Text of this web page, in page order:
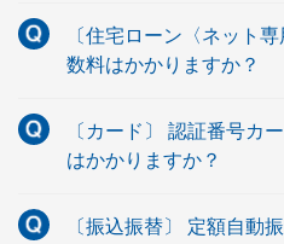
〔住宅ローン〈ネット
数料はかかりますか？
〔カード〕 認証番号カ
はかかりますか？
〔振込振替〕 定額自動